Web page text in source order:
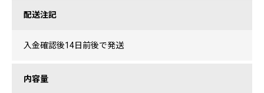
配送注記
入金確認後14日前後で発送
内容量